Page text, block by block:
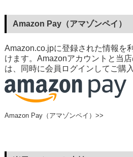
Amazon Pay（アマゾンペイ）
Amazon.co.jpに登録された情報を
けます。Amazonアカウントと当
は、同時に会員ログインしてご購
Amazon Pay（アマゾンペイ）>>